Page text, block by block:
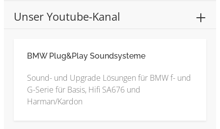
Unser Youtube-Kanal
BMW Plug&Play Soundsysteme
Sound- und Upgrade Lösungen für BMW f- und
G-Serie für Basis, Hifi SA676 und
Harman/Kardon